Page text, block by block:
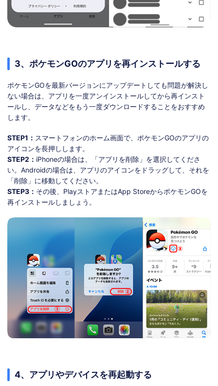
3、ポケモンGOのアプリを再インストールする
ポケモンGOを最新バージョンにアップデートしても問題が解決し
ない場合は、アプリを一度アンインストールしてから再インスト
ールし、データなどをもう一度ダウンロードすることをおすすめ
します。
STEP1： スマートフォンのホーム画面で、ポケモンGOのアプリの
アイコンを長押しします。
STEP2： iPhoneの場合は、「アプリを削除」を選択してくださ
い。Androidの場合は、アプリのアイコンをドラッグして、それを
「削除」に移動してください。
STEP3： その後、PlayストアまたはApp StoreからポケモンGOを
再インストールしましょう。
4、アプリやデバイスを再起動する